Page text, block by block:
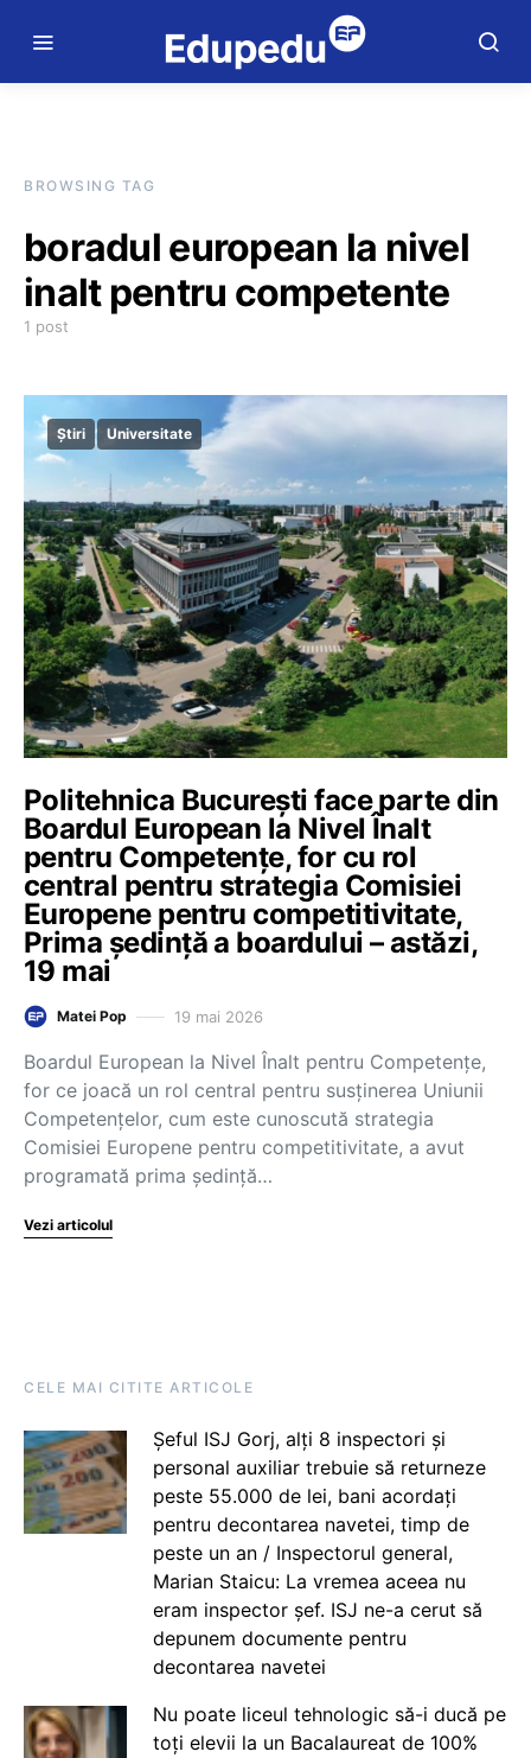
BROWSING TAG
boradul european la nivel
inalt pentru competente
1 post
Știri Universitate
Politehnica București face parte din
Boardul European la Nivel Înalt
pentru Competențe, for cu rol
central pentru strategia Comisiei
Europene pentru competitivitate,
Prima ședință a boardului – astăzi,
19 mai
Matei Pop 19 mai 2026
Boardul European la Nivel Înalt pentru Competențe,
for ce joacă un rol central pentru susținerea Uniunii
Competențelor, cum este cunoscută strategia
Comisiei Europene pentru competitivitate, a avut
programată prima ședință…
Vezi articolul
CELE MAI CITITE ARTICOLE
Șeful ISJ Gorj, alți 8 inspectori și
personal auxiliar trebuie să returneze
peste 55.000 de lei, bani acordați
pentru decontarea navetei, timp de
peste un an / Inspectorul general,
Marian Staicu: La vremea aceea nu
eram inspector șef. ISJ ne-a cerut să
depunem documente pentru
decontarea navetei
Nu poate liceul tehnologic să-i ducă pe
toți elevii la un Bacalaureat de 100%